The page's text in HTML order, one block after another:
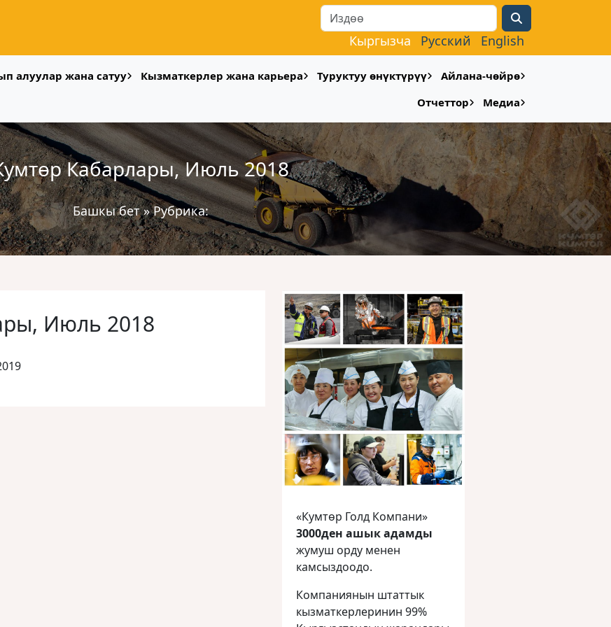
Search
Кыргызча Русский English
алуулар жана сатуу Кызматкерлер жана карьера Туруктуу өнүктүрүү
Айлана-чөйрө
Отчеттор
Медиа
Кабарлары, Июль 2018
Башкы бет»Рубрика:
Июль 2018
«Кумтөр Голд Компани»
3000ден ашык адамды
жумуш орду менен
камсыздоодо.
Компаниянын штаттык
кызматкерлеринин 99%